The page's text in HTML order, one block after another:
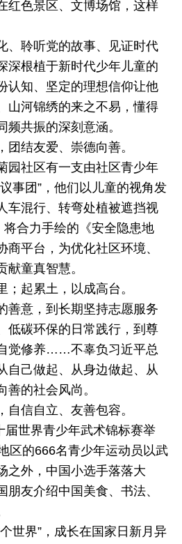
红色景区、文博场馆，这样
、聆听党的故事、见证时代
深根植于新时代少年儿童的
认知、坚定的理想信仰让他
山河锦绣的来之不易，懂得
共振的深刻意涵。
团结友爱、崇德向善。
园社区有一支由社区青少年
事团”，他们以儿童的视角发
车混行、转弯处植被遮挡视
将合力手绘的《安全隐患地
商平台，为优化社区环境、
献童真智慧。
；起累土，以成高台。
善意，到长期坚持志愿服务
低碳环保的日常践行，到尊
觉修养……不辜负习近平总
自己做起、从身边做起、从
善的社会风尚。
自信自立、友善包容。
届世界青少年武术锦标赛举
区的666名青少年运动员以武
之外，中国小选手落落大
朋友介绍中国美食、书法、
世界”，成长在国家日新月异